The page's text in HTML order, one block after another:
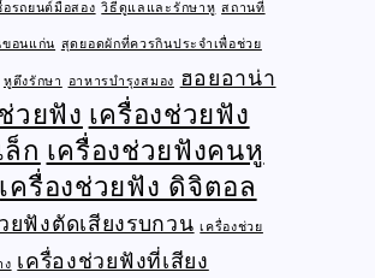
รถยนต์มือสอง วิธีดูแลและรักษาหู สถานที่
ขอนแก่น สุดยอดผักที่ควรกินประจำเพื่อช่วย
หูตึงรักษา อาหารบำรุงสมอง ฮอยอาน่า
วยฟัง เครื่องช่วยฟัง
ก เครื่องช่วยฟังคนหู
เครื่องช่วยฟัง ดิจิตอล
ยฟังตัดเสียงรบกวน เครื่องช่วย
ง เครื่องช่วยฟังที่เสียง